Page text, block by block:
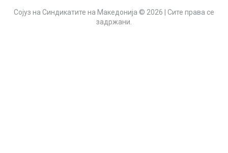
Сојуз на Синдикатите на Македонија © 2026 | Сите права се
задржани.